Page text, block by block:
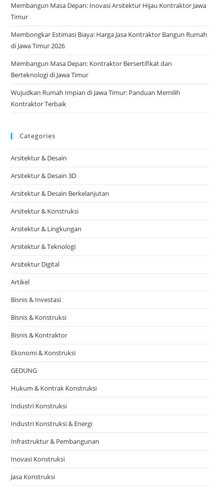
Membangun Masa Depan: Inovasi Arsitektur Hijau Kontraktor Jawa
Timur
Membongkar Estimasi Biaya: Harga Jasa Kontraktor Bangun Rumah
di Jawa Timur 2026
Membangun Masa Depan: Kontraktor Bersertifikat dan
Berteknologi di Jawa Timur
Wujudkan Rumah Impian di Jawa Timur: Panduan Memilih
Kontraktor Terbaik
Categories
Arsitektur & Desain
Arsitektur & Desain 3D
Arsitektur & Desain Berkelanjutan
Arsitektur & Konstruksi
Arsitektur & Lingkungan
Arsitektur & Teknologi
Arsitektur Digital
Artikel
Bisnis & Investasi
Bisnis & Konstruksi
Bisnis & Kontraktor
Ekonomi & Konstruksi
GEDUNG
Hukum & Kontrak Konstruksi
Industri Konstruksi
Industri Konstruksi & Energi
Infrastruktur & Pembangunan
Inovasi Konstruksi
Jasa Konstruksi